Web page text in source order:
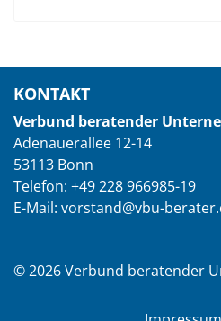
KONTAKT
Verbund beratender
Adenauerallee 12-14
53113 Bonn
Telefon: +49 228 966985-19
E-Mail: vorstand@vbu-
© 2026 Verbund beratender